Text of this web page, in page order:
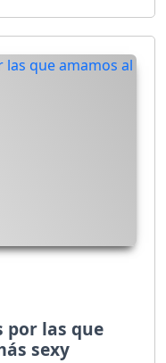
por las que
sexy